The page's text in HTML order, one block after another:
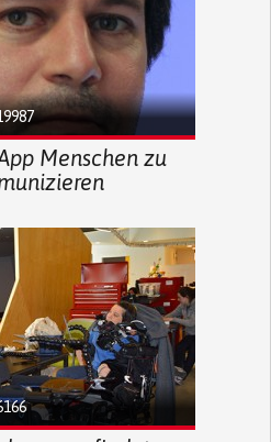
Menschen zu